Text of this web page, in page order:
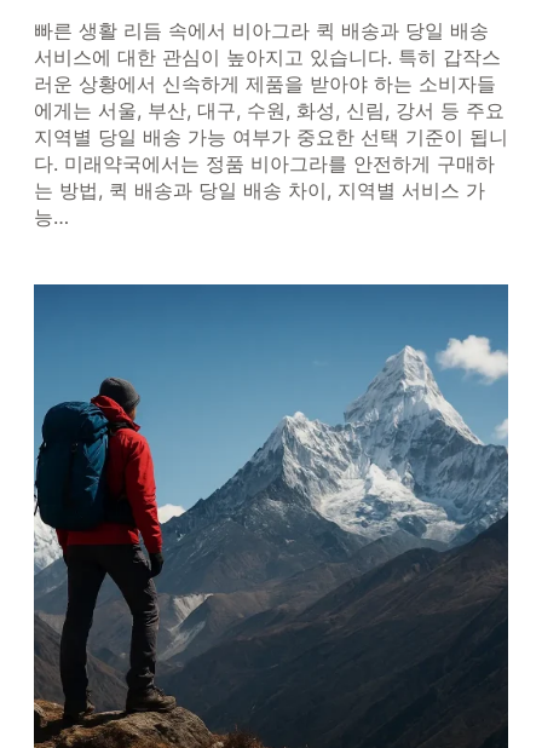
빠른 생활 리듬 속에서 비아그라 퀵 배송과 당일 배송
서비스에 대한 관심이 높아지고 있습니다. 특히 갑작스
러운 상황에서 신속하게 제품을 받아야 하는 소비자들
에게는 서울, 부산, 대구, 수원, 화성, 신림, 강서 등 주요
지역별 당일 배송 가능 여부가 중요한 선택 기준이 됩니
다. 미래약국에서는 정품 비아그라를 안전하게 구매하
는 방법, 퀵 배송과 당일 배송 차이, 지역별 서비스 가
능…